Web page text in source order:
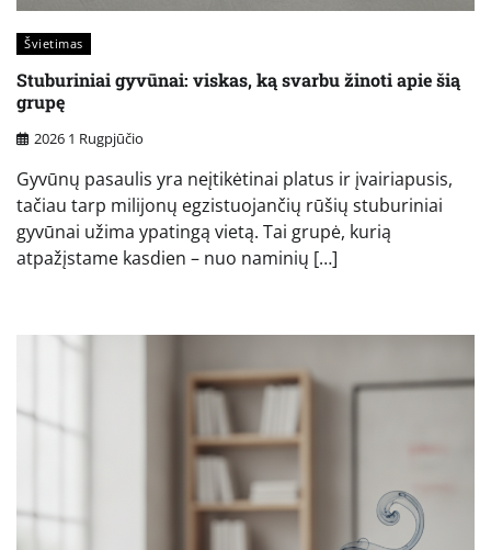
Švietimas
Stuburiniai gyvūnai: viskas, ką svarbu žinoti apie šią
grupę
2026 1 Rugpjūčio
Gyvūnų pasaulis yra neįtikėtinai platus ir įvairiapusis,
tačiau tarp milijonų egzistuojančių rūšių stuburiniai
gyvūnai užima ypatingą vietą. Tai grupė, kurią
atpažįstame kasdien – nuo naminių […]